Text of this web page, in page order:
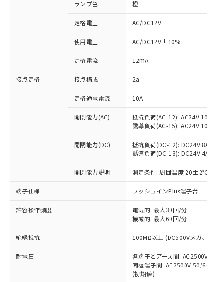
ランプ色 橙
定格電圧 AC/DC12V
使用電圧 AC/DC12V±10%
定格電流 12mA
接点定格 接点構成 2a
定格通電電流 10A
開閉能力(AC)
抵抗負荷(AC-12): AC24V 10A/
誘導負荷(AC-15): AC24V
開閉能力(DC)
抵抗負荷(DC-12): DC24V 8A/
誘導負荷(DC-13): DC24V 4A/
開閉能力説明 測定条件: 周囲温度 20±2℃、
端子仕様 プッシュインPlus端子台
許容操作頻度
電気的: 最大30回/分
機械的: 最大60回/分
絶縁抵抗 100MΩ以上 (DC500Vメガ、点
耐電圧
各端子とアース間: AC2500V
同極端子間: AC2500V 50/
(初期値)
ご利用条件
以下の条件をお読みいただき、同意のうえ
ご利用ください。
本サービスは、当社制御機器事業取扱
商品の当社在庫状況および標準価格
(税抜)を提供させていただくもので
当社制御機器事業取扱商品の中には、
本サービスの対象外となる商品もある
ことをご了承ください。
在庫状況および標準価格照会結果は、
記載している更新日時点での社内デー
タに基づき作成されるものであり、閲
覧された時点での実際の在庫および標
準価格とは異なる場合があることをご
※1 対応状況
対応済み：EU RoHS指令（10物質）の
非含有に対応した製品が提供可能な商品で
す。
対応予定：EU RoHS指令（10物質）の非含
有に対応した製品に切り替える予定のある
対応予定なし：EU RoHS指令（10物質）の
非含有に非対応の商品で、対応品を出す予
定はありません。
調査・確認中：EU RoHS指令（10物質）の
非含有の対応状況を調査中または確認中の
非該当品：ライセンス料など無形物で、有
害物質有無と関係のない商品です。
仕入先様の事情により、非含有部品として
いたものが、含有品と判明した場合などや
むを得ず変更することがあります。
六価クロム(Cr(Ⅵ)) 1000ppm以下、ポリ臭化ビフェニル
類(PBB) 1000ppm以下、ポリ臭化ジフェニルエーテル類
「○」：最大均質材料含有率が中国RoHSの
基準値以下であることを示します。
「×」：最大均質材料含有率が中国RoHSの
基準値を超えていることを示します。
「－」：未確認です。当社販売部門へお問
*中国RoHS10物質の基準値 (GB/T26572)：
Pb(鉛) :1000ppm、 Hg(水銀) : 1000ppm、 Cd(カドミウ
Cr(Ⅵ)(六価クロム) : 1000ppm、 PBBs(ポリ臭化ビフェ
当社は、これら貴社製品のうち、外国
為替および外国貿易法に定める商品
（以下｢規制貨物等」という）を輸出
または国外への提供する場合は、日本
国政府の輸出許可(または役務取引許
可)を取得するなどの必要な手続きを